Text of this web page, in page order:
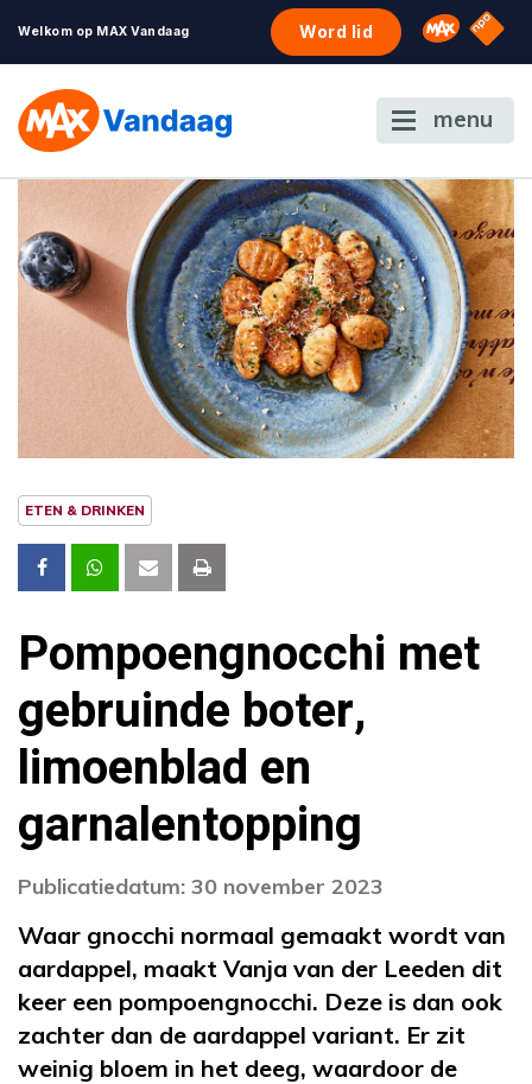
Welkom op MAX Vandaag Word lid Omroep
NPO
menu
ETEN & DRINKEN
Pompoengnocchi met
gebruinde boter,
limoenblad en
garnalentopping
Publicatiedatum: 30 november 2023
Waar gnocchi normaal gemaakt wordt van
aardappel, maakt Vanja van der Leeden dit
keer een pompoengnocchi. Deze is dan ook
zachter dan de aardappel variant. Er zit
weinig bloem in het deeg, waardoor de